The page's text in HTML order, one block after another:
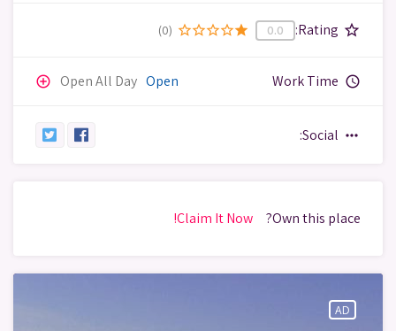
star_border
Rating:
0.0
star
star_border
star_border
star_border
star_border
(0)
query_builder
Work Time
Open
Open All Day
add_circle_outline
more_horiz
Social:
Own this place?
Claim It Now!
AD